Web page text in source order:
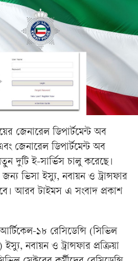
জেনারেল ডিপার্টমেন্ট অব
জেনারেল ডিপার্টমেন্ট অব
দুটি ই-সার্ভিস চালু করেছে।
জন্য ভিসা ইস্যু, নবায়ন ও ট্রান্সফার
আরব টাইমস এ সংবাদ প্রকাশ
১৮ রেসিডেন্সি (সিভিল
নবায়ন ও ট্রান্সফার প্রক্রিয়া